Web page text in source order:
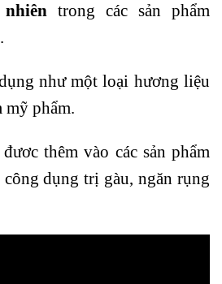
trong các sản phẩm
như một loại hương liệu
mỹ phẩm.
vào các sản phẩm
dụng trị gàu, ngăn rụng